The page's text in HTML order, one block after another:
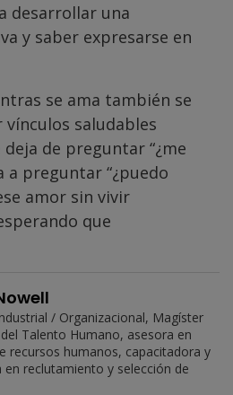
desarrollar una
y saber expresarse en
se ama también se
saludables
de preguntar “¿me
a preguntar “¿puedo
amor sin vivir
que
/ Organizacional, Magíster
Talento Humano, asesora en
recursos humanos, capacitadora y
en reclutamiento y selección de